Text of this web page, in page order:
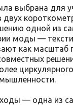
выбрана для
двух
одной из
моды —
как масштаб
— одна из